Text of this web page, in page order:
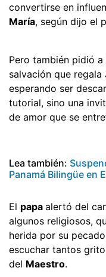
convertirse en
María, según dijo el
Pero también pidió
salvación que regala
esperando ser
tutorial, sino una
de amor que se
Lea también:
Panamá Bilingüe en
El papa alertó del
algunos religiosos,
herida por su
escuchar tantos
del Maestro.